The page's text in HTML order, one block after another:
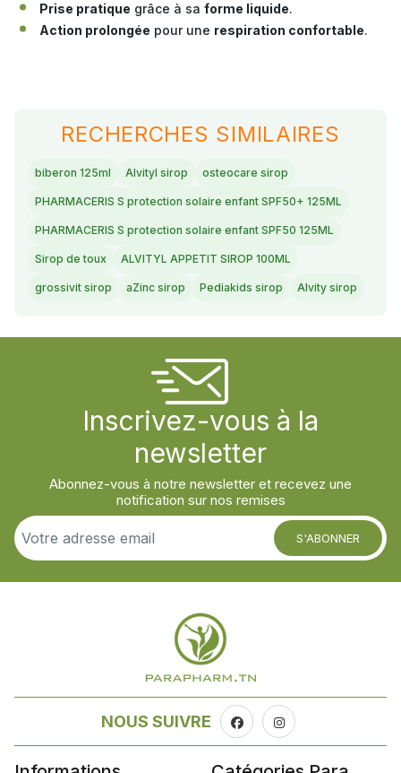
Prise pratique grâce à sa forme liquide.
Action prolongée pour une respiration confortable.
RECHERCHES SIMILAIRES
biberon 125ml Alvityl sirop osteocare sirop
PHARMACERIS S protection solaire enfant SPF50+ 125ML
PHARMACERIS S protection solaire enfant SPF50 125ML
Sirop de toux ALVITYL APPETIT SIROP 100ML
grossivit sirop aZinc sirop Pediakids sirop Alvity sirop
Inscrivez-vous à la
newsletter
Abonnez-vous à notre newsletter et recevez une
notification sur nos remises
S'ABONNER
NOUS SUIVRE